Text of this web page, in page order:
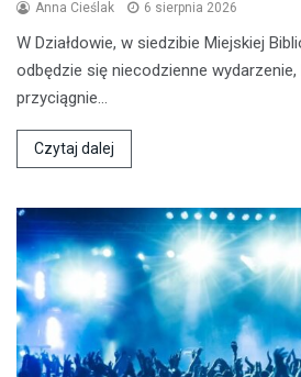
Anna Cieślak 6 sierpnia 2026
W Działdowie, w siedzibie Miejskiej
odbędzie się niecodzienne
przyciągnie…
Czytaj dalej